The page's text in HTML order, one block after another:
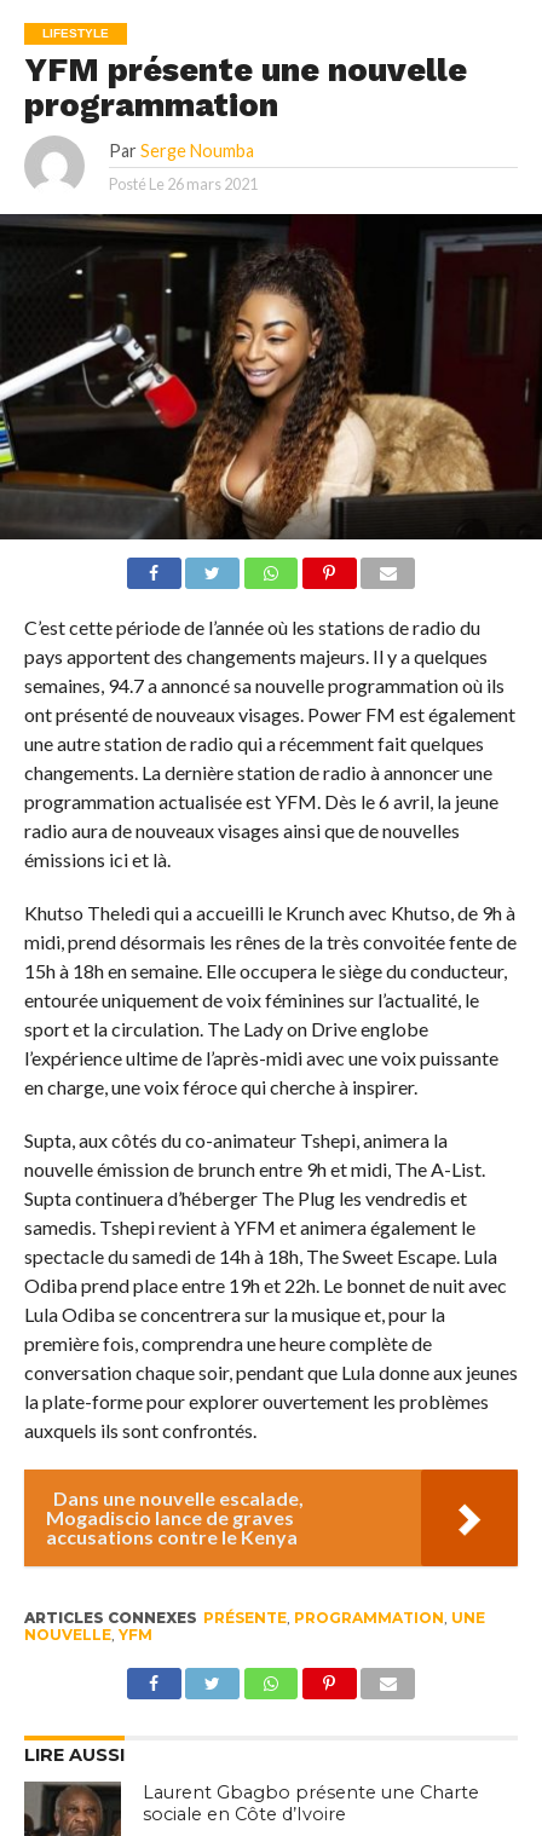
LIFESTYLE
YFM présente une nouvelle
programmation
Par Serge Noumba
Posté Le 26 mars 2021
C’est cette période de l’année où les stations de radio du
pays apportent des changements majeurs. Il y a quelques
semaines, 94.7 a annoncé sa nouvelle programmation où ils
ont présenté de nouveaux visages. Power FM est également
une autre station de radio qui a récemment fait quelques
changements. La dernière station de radio à annoncer une
programmation actualisée est YFM. Dès le 6 avril, la jeune
radio aura de nouveaux visages ainsi que de nouvelles
émissions ici et là.
Khutso Theledi qui a accueilli le Krunch avec Khutso, de 9h à
midi, prend désormais les rênes de la très convoitée fente de
15h à 18h en semaine. Elle occupera le siège du conducteur,
entourée uniquement de voix féminines sur l’actualité, le
sport et la circulation. The Lady on Drive englobe
l’expérience ultime de l’après-midi avec une voix puissante
en charge, une voix féroce qui cherche à inspirer.
Supta, aux côtés du co-animateur Tshepi, animera la
nouvelle émission de brunch entre 9h et midi, The A-List.
Supta continuera d’héberger The Plug les vendredis et
samedis. Tshepi revient à YFM et animera également le
spectacle du samedi de 14h à 18h, The Sweet Escape. Lula
Odiba prend place entre 19h et 22h. Le bonnet de nuit avec
Lula Odiba se concentrera sur la musique et, pour la
première fois, comprendra une heure complète de
conversation chaque soir, pendant que Lula donne aux jeunes
la plate-forme pour explorer ouvertement les problèmes
auxquels ils sont confrontés.
Dans une nouvelle escalade,
Mogadiscio lance de graves
accusations contre le Kenya
ARTICLES CONNEXES PRÉSENTE, PROGRAMMATION, UNE
NOUVELLE, YFM
LIRE AUSSI
Laurent Gbagbo présente une Charte
sociale en Côte d’Ivoire